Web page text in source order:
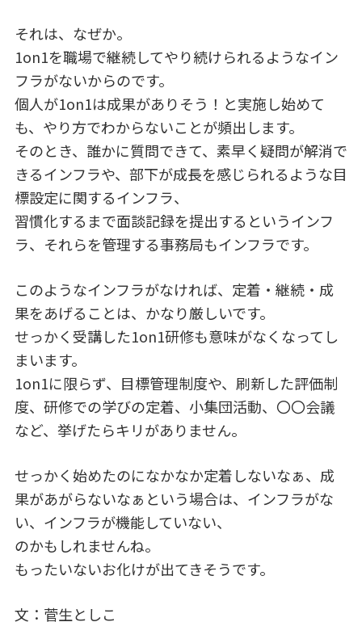
それは、なぜか。
1on1を職場で継続してやり続けられるようなイン
フラがないからのです。
個人が1on1は成果がありそう！と実施し始めて
も、やり方でわからないことが頻出します。
そのとき、誰かに質問できて、素早く疑問が解消で
きるインフラや、部下が成長を感じられるような目
標設定に関するインフラ、
習慣化するまで面談記録を提出するというインフ
ラ、それらを管理する事務局もインフラです。
このようなインフラがなければ、定着・継続・成
果をあげることは、かなり厳しいです。
せっかく受講した1on1研修も意味がなくなってし
まいます。
1on1に限らず、目標管理制度や、刷新した評価制
度、研修での学びの定着、小集団活動、〇〇会議
など、挙げたらキリがありません。
せっかく始めたのになかなか定着しないなぁ、成
果があがらないなぁという場合は、インフラがな
い、インフラが機能していない、
のかもしれませんね。
もったいないお化けが出てきそうです。
文：菅生としこ